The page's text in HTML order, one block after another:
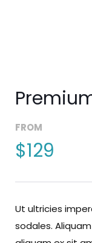
FROM
$129
Ut ultricies
sodales.